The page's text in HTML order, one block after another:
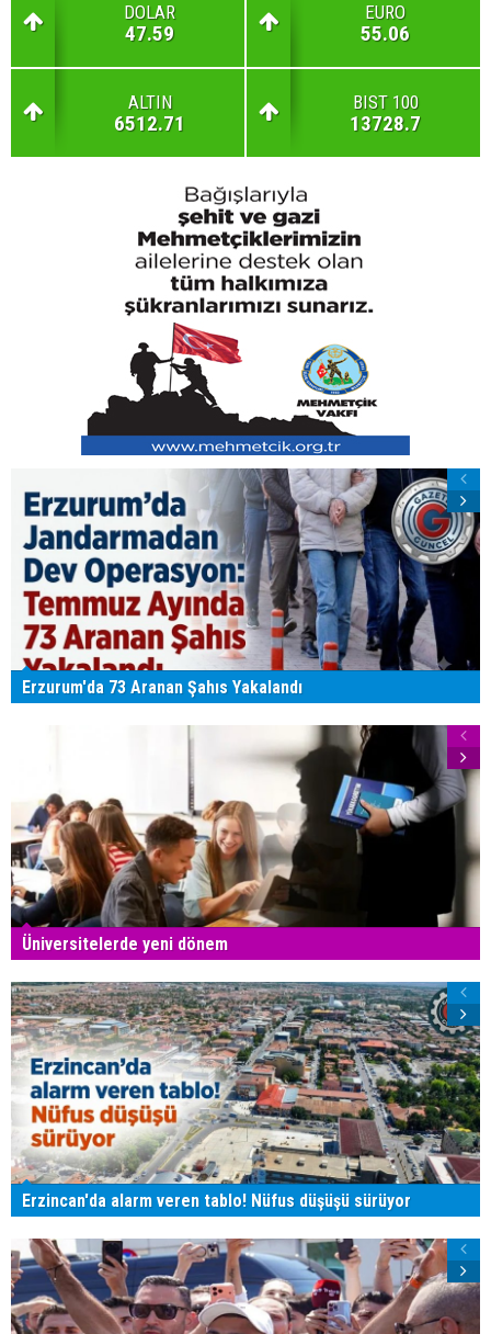
DOLAR
47.59
EURO
55.06
ALTIN
6512.71
BIST 100
13728.7
Erzurum'da 73 Aranan Şahıs Yakalandı
Üniversitelerde yeni dönem
Erzincan'da alarm veren tablo! Nüfus düşüşü sürüyor